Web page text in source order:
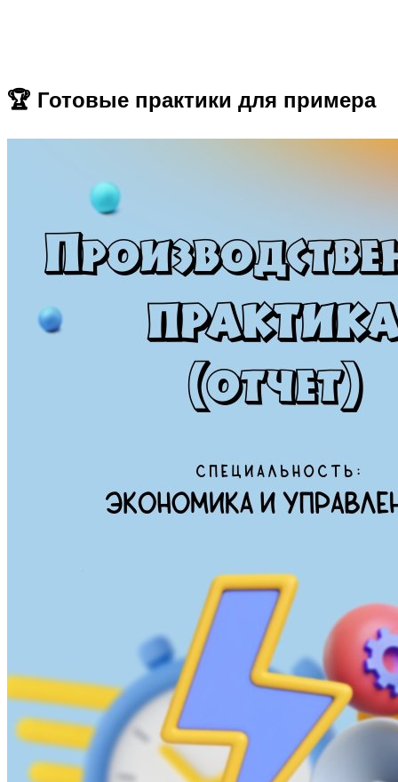
🏆 Готовые практики для примера